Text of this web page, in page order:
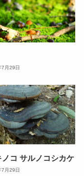
月29日
ノコ サルノコシカケ
月29日